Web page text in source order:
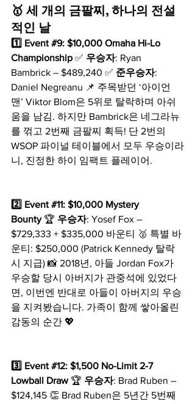
🥇 세 개의 금팔찌, 하나의 전설
적인 날
1️⃣ Event #9: $10,000 Omaha Hi-Lo
Championship ✅ 우승자: Ryan
Bambrick – $489,240 ✅ 준우승자:
Daniel Negreanu 📌 주목받던 ‘아이언
맨’ Viktor Blom은 5위로 탈락하며 아쉬
움을 남김. 하지만 Bambrick은 네그라뉴
를 꺾고 2번째 금팔찌 획득! 단 2번의
WSOP 파이널 테이블에서 모두 우승이라
니, 진정한 하이 임팩트 플레이어.
2️⃣ Event #11: $10,000 Mystery
Bounty 🏆 우승자: Yosef Fox –
$729,333 + $335,000 바운티 🥈 특별 바
운티: $250,000 (Patrick Kennedy 탈락
시 지급) 📸 2018년, 아들 Jordan Fox가
우승할 당시 아버지가 관중석에 있었다
면, 이번엔 반대로 아들이 아버지의 우승
을 지켜봤습니다. 가족이 함께 쌓아올린
감동의 순간 💖
3️⃣ Event #12: $1,500 No-Limit 2-7
Lowball Draw 🏆 우승자: Brad Ruben –
$124,145 👏 Brad Ruben은 5년간 5번째